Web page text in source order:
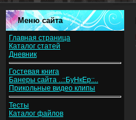
Меню сайта
Главная страница
Каталог статей
Дневник
Гостевая книга
Банеры сайта ..::БуНкЕр::..
Прикольные видео клипы
Тесты
Каталог файлов